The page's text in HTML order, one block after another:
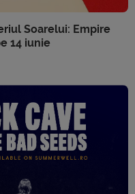
Soarelui: Empire
14 iunie